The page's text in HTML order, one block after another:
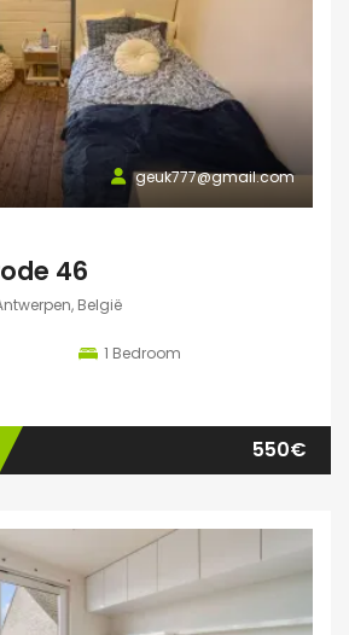
geuk777@gmail.com
46
België
1 Bedroom
550€